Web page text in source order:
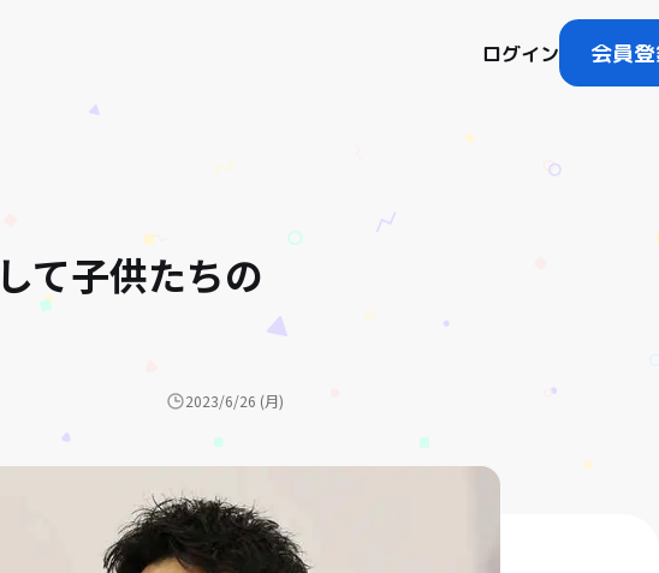
ログイン 会員
て子供たちの
2023/6/26 (月)